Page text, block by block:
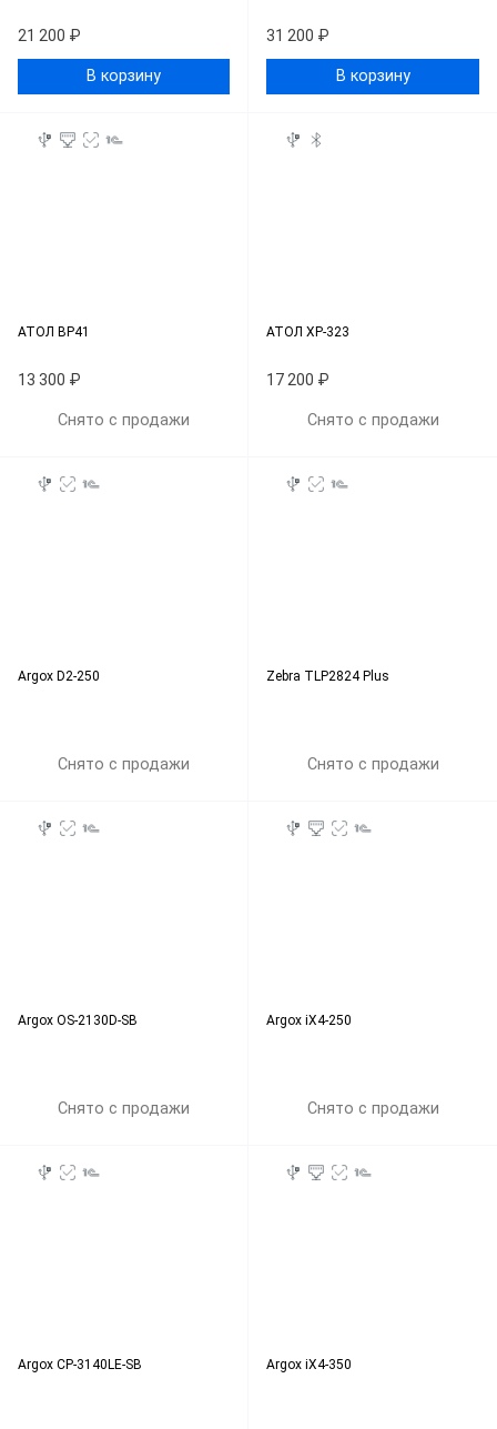
21 200 ₽
В корзину
31 200 ₽
В корзину
АТОЛ BP41
13 300 ₽
Снято с продажи
АТОЛ XP-323
17 200 ₽
Снято с продажи
Argox D2-250
Снято с продажи
Zebra TLP2824 Plus
Снято с продажи
Argox OS-2130D-SB
Снято с продажи
Argox iX4-250
Снято с продажи
Argox CP-3140LE-SB Argox iX4-350